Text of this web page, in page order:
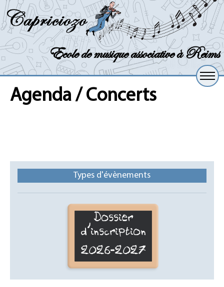
Ecole de musique associative à Reims
Agenda / Concerts
Types d'évènements
Dossier
d'inscription
2026-2027